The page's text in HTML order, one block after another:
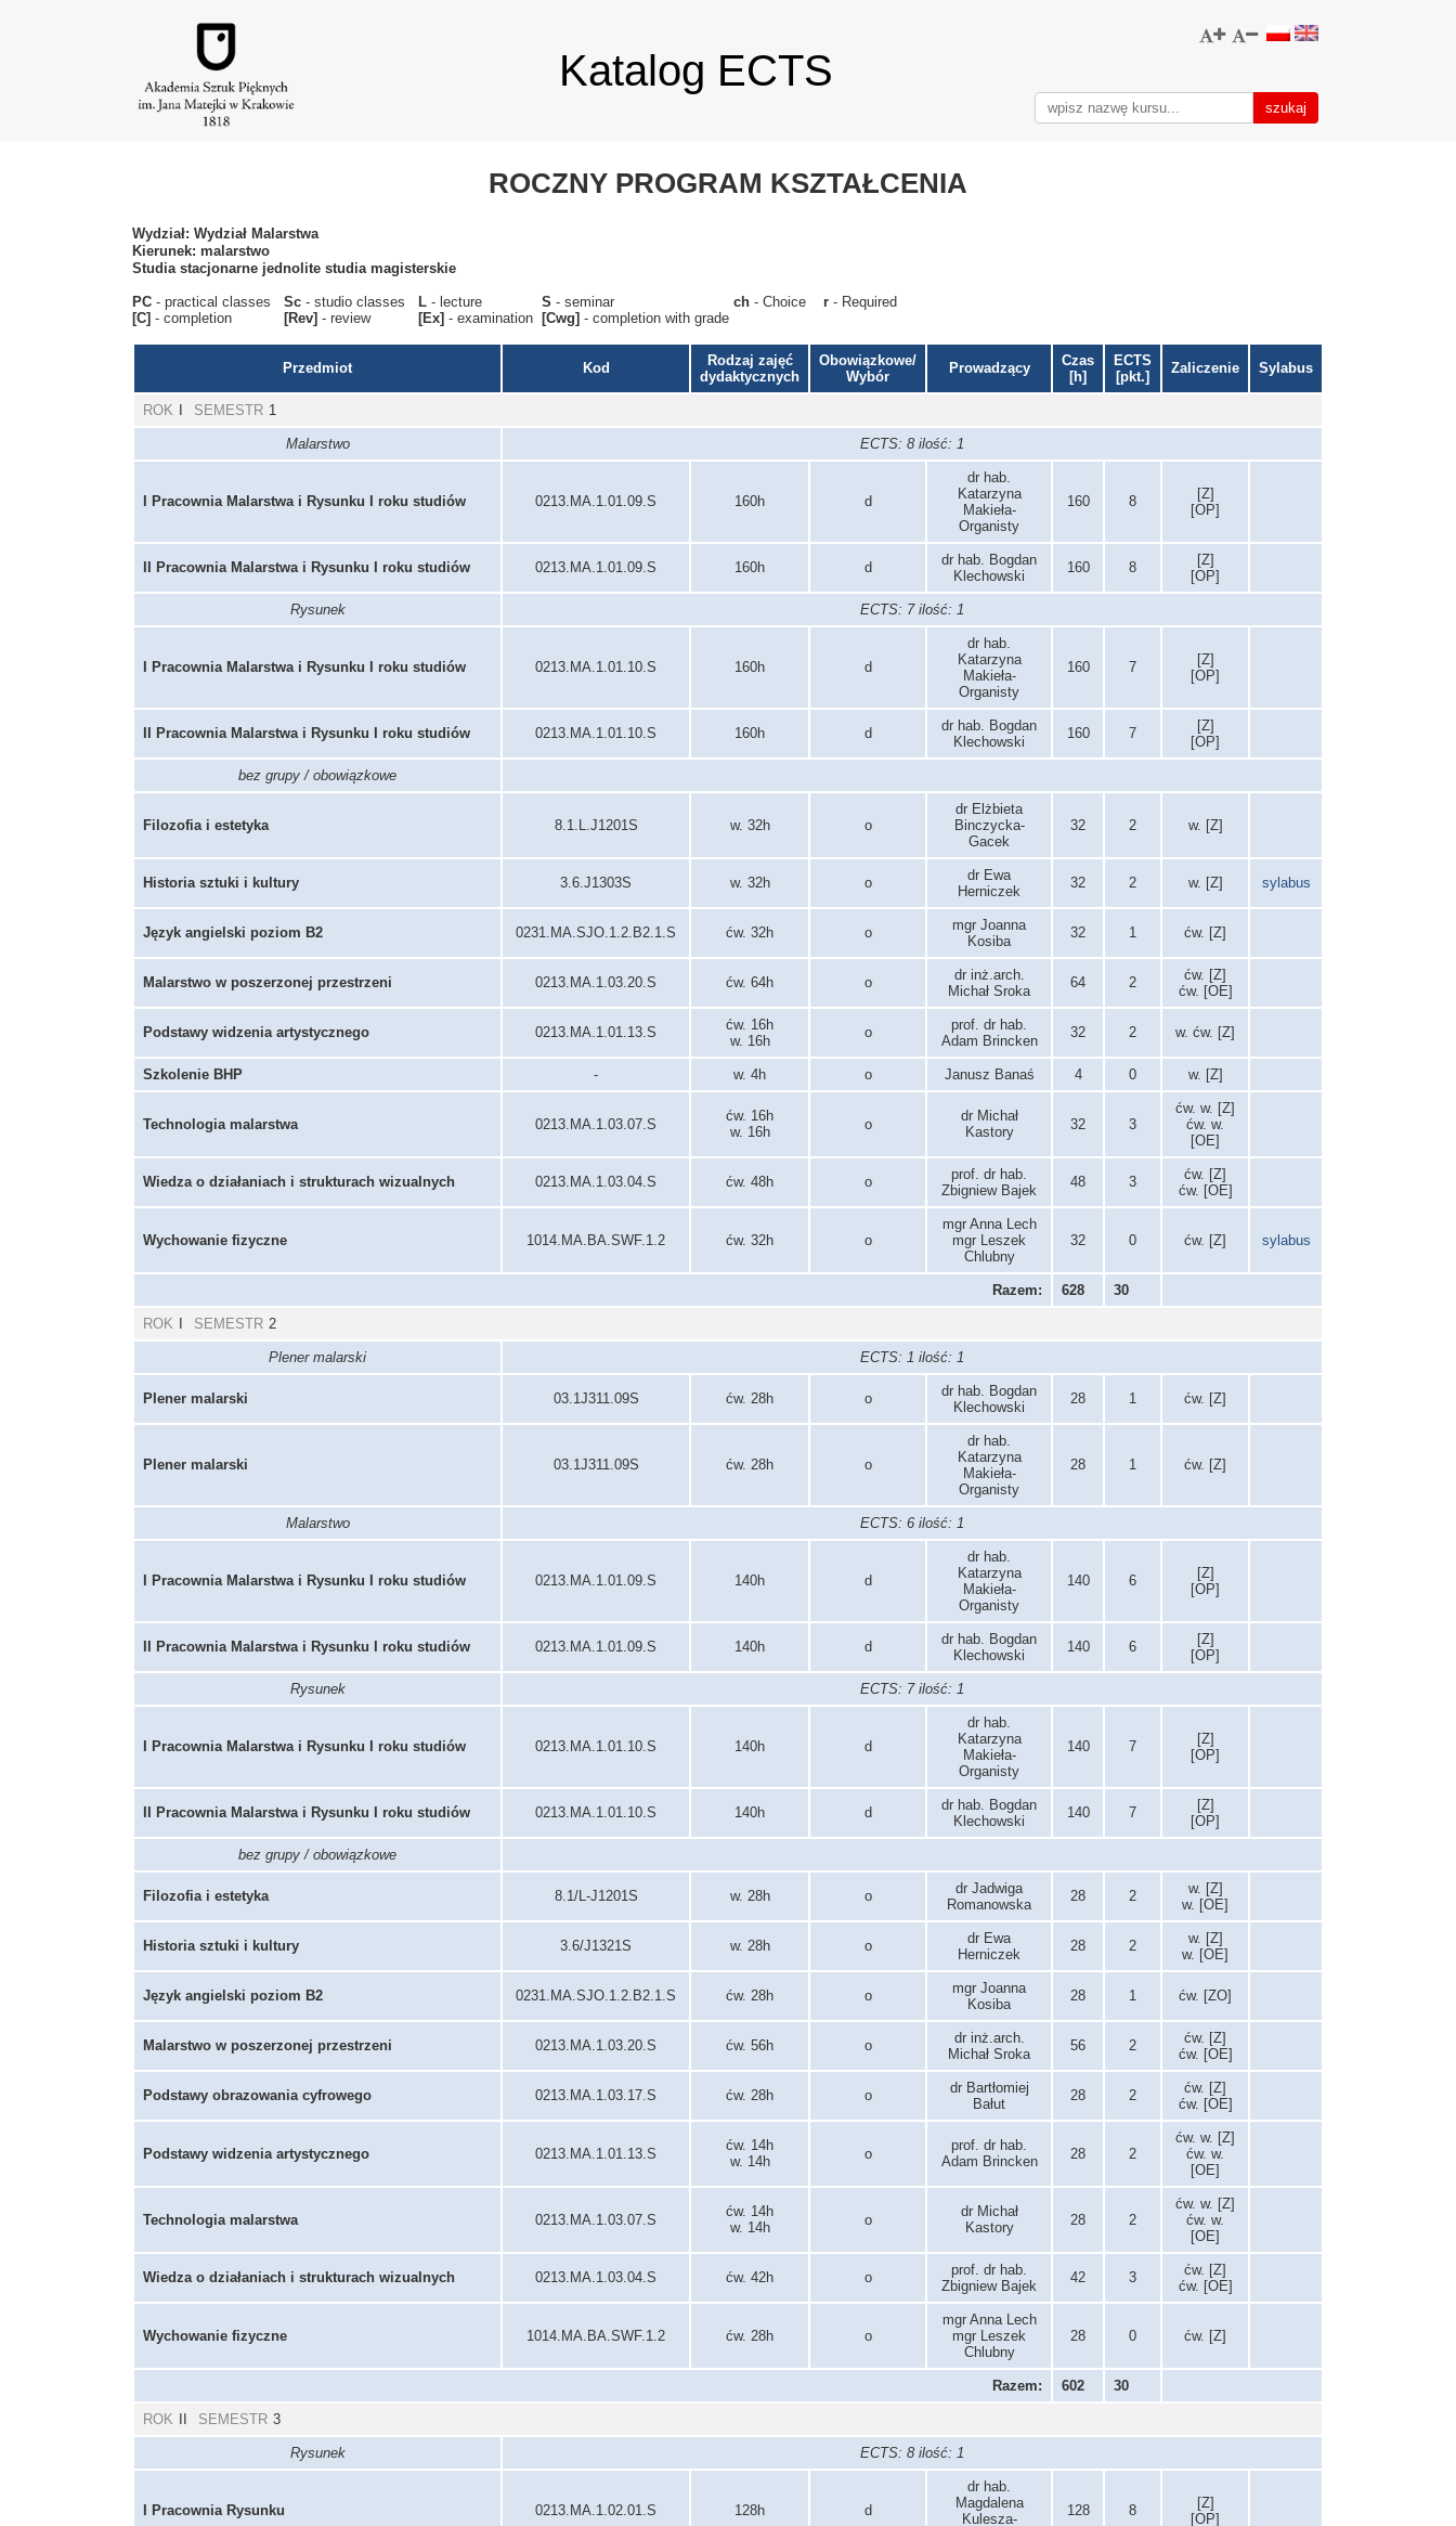
Katalog ECTS
ROCZNY PROGRAM KSZTAŁCENIA
Wydział: Wydział Malarstwa
Kierunek: malarstwo
Studia stacjonarne jednolite studia magisterskie
PC - practical classes Sc - studio classes L - lecture S - seminar ch - Choice r - Required
[C] - completion [Rev] - review [Ex] - examination [Cwg] - completion with grade
Przedmiot Kod
Rodzaj zajęć
dydaktycznych
Obowiązkowe/
Wybór
Prowadzący
Czas
[h]
ECTS
[pkt.]
Zaliczenie Sylabus
ROK SEMESTR 1
Malarstwo ECTS: 8 ilość: 1
I Pracownia Malarstwa i Rysunku I roku studiów 0213.MA.1.01.09.S 160h d
dr hab.
Katarzyna
Makieła-
Organisty
160 8
[Z]
[OP]
II Pracownia Malarstwa i Rysunku I roku studiów 0213.MA.1.01.09.S 160h d
dr hab. Bogdan
Klechowski
160 8
[Z]
[OP]
Rysunek ECTS: 7 ilość: 1
I Pracownia Malarstwa i Rysunku I roku studiów 0213.MA.1.01.10.S 160h d
dr hab.
Katarzyna
Makieła-
Organisty
160 7
[Z]
[OP]
II Pracownia Malarstwa i Rysunku I roku studiów 0213.MA.1.01.10.S 160h d
dr hab. Bogdan
Klechowski
160 7
[Z]
[OP]
bez grupy / obowiązkowe
Filozofia i estetyka 8.1.L.J1201S w. 32h o
dr Elżbieta
Binczycka-
Gacek
32 2 w. [Z]
Historia sztuki i kultury 3.6.J1303S w. 32h o
dr Ewa
Herniczek
32 2 w. [Z] sylabus
Język angielski poziom B2 0231.MA.SJO.1.2.B2.1.S ćw. 32h o
mgr Joanna
Kosiba
32 1 ćw. [Z]
Malarstwo w poszerzonej przestrzeni 0213.MA.1.03.20.S ćw. 64h o
dr inż.arch.
Michał Sroka
64 2
ćw. [Z]
ćw. [OE]
Podstawy widzenia artystycznego 0213.MA.1.01.13.S
ćw. 16h
w. 16h
o
prof. dr hab.
Adam Brincken
32 2 w. ćw. [Z]
Szkolenie BHP - w. 4h o Janusz Banaś 4 0 w. [Z]
Technologia malarstwa 0213.MA.1.03.07.S
ćw. 16h
w. 16h
o
dr Michał
Kastory
32 3
ćw. w. [Z]
ćw. w.
[OE]
Wiedza o działaniach i strukturach wizualnych 0213.MA.1.03.04.S ćw. 48h o
prof. dr hab.
Zbigniew Bajek
48 3
ćw. [Z]
ćw. [OE]
Wychowanie fizyczne 1014.MA.BA.SWF.1.2 ćw. 32h o
mgr Anna Lech
mgr Leszek
Chlubny
32 0 ćw. [Z] sylabus
Razem: 628 30
ROK SEMESTR 2
Plener malarski ECTS: 1 ilość: 1
Plener malarski 03.1J311.09S ćw. 28h o
dr hab. Bogdan
Klechowski
28 1 ćw. [Z]
Plener malarski 03.1J311.09S ćw. 28h o
dr hab.
Katarzyna
Makieła-
Organisty
28 1 ćw. [Z]
Malarstwo ECTS: 6 ilość: 1
I Pracownia Malarstwa i Rysunku I roku studiów 0213.MA.1.01.09.S 140h d
dr hab.
Katarzyna
Makieła-
Organisty
140 6
[Z]
[OP]
II Pracownia Malarstwa i Rysunku I roku studiów 0213.MA.1.01.09.S 140h d
dr hab. Bogdan
Klechowski
140 6
[Z]
[OP]
Rysunek ECTS: 7 ilość: 1
I Pracownia Malarstwa i Rysunku I roku studiów 0213.MA.1.01.10.S 140h d
dr hab.
Katarzyna
Makieła-
Organisty
140 7
[Z]
[OP]
II Pracownia Malarstwa i Rysunku I roku studiów 0213.MA.1.01.10.S 140h d
dr hab. Bogdan
Klechowski
140 7
[Z]
[OP]
bez grupy / obowiązkowe
Filozofia i estetyka 8.1/L-J1201S w. 28h o
dr Jadwiga
Romanowska
28 2
w. [Z]
w. [OE]
Historia sztuki i kultury 3.6/J1321S w. 28h o
dr Ewa
Herniczek
28 2
w. [Z]
w. [OE]
Język angielski poziom B2 0231.MA.SJO.1.2.B2.1.S ćw. 28h o
mgr Joanna
Kosiba
28 1 ćw. [ZO]
Malarstwo w poszerzonej przestrzeni 0213.MA.1.03.20.S ćw. 56h o
dr inż.arch.
Michał Sroka
56 2
ćw. [Z]
ćw. [OE]
Podstawy obrazowania cyfrowego 0213.MA.1.03.17.S ćw. 28h o
dr Bartłomiej
Bałut
28 2
ćw. [Z]
ćw. [OE]
Podstawy widzenia artystycznego 0213.MA.1.01.13.S
ćw. 14h
w. 14h
o
prof. dr hab.
Adam Brincken
28 2
ćw. w. [Z]
ćw. w.
[OE]
Technologia malarstwa 0213.MA.1.03.07.S
ćw. 14h
w. 14h
o
dr Michał
Kastory
28 2
ćw. w. [Z]
ćw. w.
[OE]
Wiedza o działaniach i strukturach wizualnych 0213.MA.1.03.04.S ćw. 42h o
prof. dr hab.
Zbigniew Bajek
42 3
ćw. [Z]
ćw. [OE]
Wychowanie fizyczne 1014.MA.BA.SWF.1.2 ćw. 28h o
mgr Anna Lech
mgr Leszek
Chlubny
28 0 ćw. [Z]
Razem: 602 30
ROK SEMESTR 3
Rysunek ECTS: 8 ilość: 1
I Pracownia Rysunku 0213.MA.1.02.01.S 128h d
dr hab.
Magdalena
Kulesza-
128 8
[Z]
[OP]